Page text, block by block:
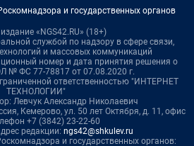
и государственных органов
«NGS42.RU» (18+)
службой по надзору в сфере связи,
и массовых коммуникаций
номер и дата принятия решения о
№ ФС 77-78817 от 07.08.2020 г.
ответственностью "ИНТЕРНЕТ
ТЕХНОЛОГИИ"
Левчук Александр Николаевич
Кемерово, ул. 50 лет Октября, д. 11, офис
+7 (3842) 23-22-60
редакции: ngs42@shkulev.ru
и государственных органов: